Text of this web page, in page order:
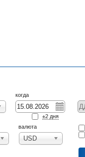
когда
±2 дня
валюта
USD